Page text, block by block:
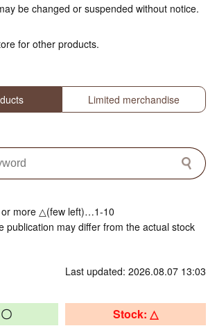
be changed or suspended without notice.
for other products.
Limited merchandise
more △(few left)…1-10
publication may differ from the actual stock
Last updated: 2026.08.07 13:03
Stock: △